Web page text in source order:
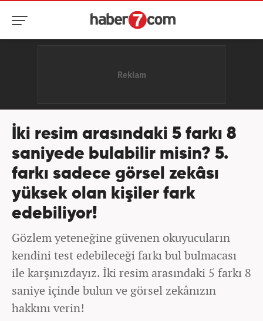
İki resim arasındaki 5 farkı 8
saniyede bulabilir misin? 5.
farkı sadece görsel zekâsı
yüksek olan kişiler fark
edebiliyor!
Gözlem yeteneğine güvenen okuyucuların
kendini test edebileceği farkı bul bulmacası
ile karşınızdayız. İki resim arasındaki 5 farkı 8
saniye içinde bulun ve görsel zekânızın
hakkını verin!